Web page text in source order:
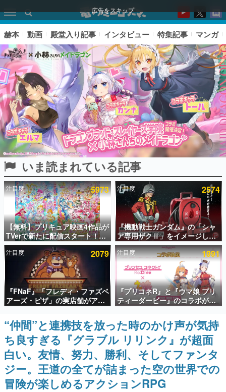
広告をスキップ
ピックアップ
電ファミのいま読まれている記事ランキング
アプリセール情報
インタビュー
連載・特集一覧
殿堂入り記事
SNS拡散数が数千以上！ ページビュー数万以上！ などな
ど。多くの人々に読まれた、電ファミ渾身の“殿堂入り”記
事をまとめました。
ゲームの企画書
名作ゲームクリエイターの方々に製作時のエピソードをお
聞きし、ヒットする企画（ゲーム）とは何か？を探ってい
きます。
赫本
この物語を解いてはいけない。『赫本』は、〈試験問題〉
の形をした短編ホラー小説集です。
赫本 動画 殿堂入り記事 インタビュー 特集記事 マンガ
いま読まれている記事
注目度 5973
【無料】プリキュア映画4作品が
TVerで新たに配信スタート！な
んと2018年～2024年の映画ほぼ
すべてが見放題に、ぶっちゃけ
ありえないラインナップ
注目度 2574
『機動戦士ガンダム』の「シャ
ア専用ザクⅡ」をイメージした
散水ホースリールが予約開始。
本体にはシャアのパーソナルマ
ークやジオン公国軍のエンブレ
ム、型式番号などを配置
注目度 2079
『FNaF』「フレディ・ファズベ
アーズ・ピザ」の実店舗がアメ
リカの商業施設「American
Dream」に2027年オープン！
ScottGamesとの共同開発、食
事だけでなくステージショーや
没入型のホラー体験も楽しめる
注目度 1991
『プリコネR』と『ウマ娘 プリ
ティーダービー』のコラボが決
定！“最大170連無料”の8.5周年
キャンペーンなども発表
“仲間”と連携技を放った時のかけ声が気持
ち良すぎる『グラブル リリンク』が超面
白い。友情、努力、勝利、そしてファンタ
ジー。王道の全てが詰まった空の世界での
冒険が楽しめるアクションRPG